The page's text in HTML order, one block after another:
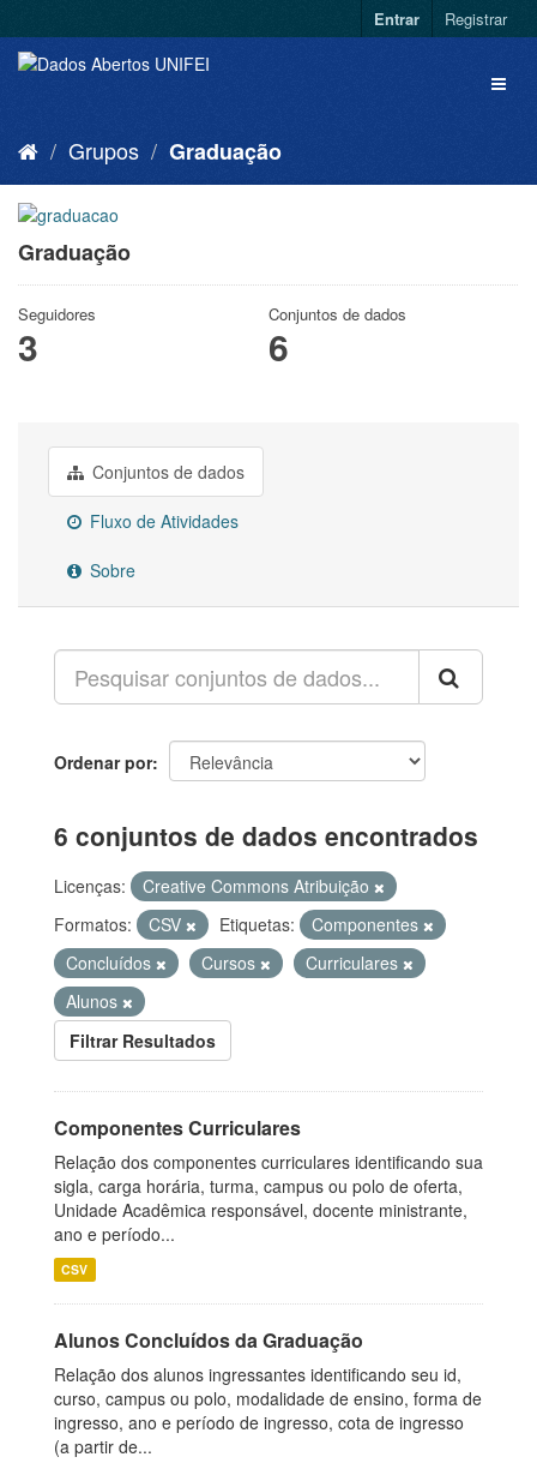
Entrar Registrar
Grupos Graduação
Graduação
Seguidores
3
Conjuntos de dados
6
Conjuntos de dados
Fluxo de Atividades
Sobre
Ordenar por
6 conjuntos de dados encontrados
Licenças:
Creative Commons Atribuição
Formatos:
CSV Etiquetas:
Componentes
Concluídos
Cursos
Curriculares
Alunos
Filtrar Resultados
Componentes Curriculares
Relação dos componentes curriculares identificando sua
sigla, carga horária, turma, campus ou polo de oferta,
Unidade Acadêmica responsável, docente ministrante,
ano e período...
CSV
Alunos Concluídos da Graduação
Relação dos alunos ingressantes identificando seu id,
curso, campus ou polo, modalidade de ensino, forma de
ingresso, ano e período de ingresso, cota de ingresso
(a partir de...